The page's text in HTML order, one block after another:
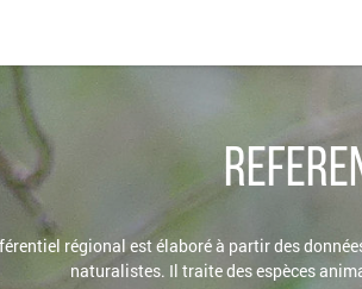
régional est élaboré à partir des
naturalistes. Il traite des espèces